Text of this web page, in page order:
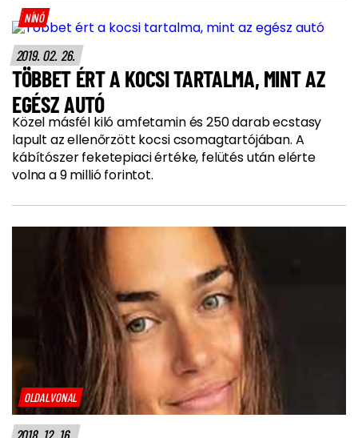
NÍNÓ
2019. 02. 26.
TÖBBET ÉRT A KOCSI TARTALMA, MINT AZ
EGÉSZ AUTÓ
Közel másfél kiló amfetamin és 250 darab ecstasy
lapult az ellenőrzött kocsi csomagtartójában. A
kábítószer feketepiaci értéke, felütés után elérte
volna a 9 millió forintot.
OLDALVONAL